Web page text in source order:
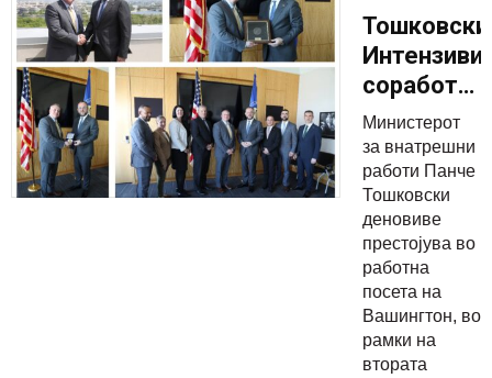
соработка
меѓу МВР
и
Министерот
за внатрешни
работи Панче
Тошковски
деновиве
престојува во
работна
посета на
Вашингтон, во
рамки на
втората